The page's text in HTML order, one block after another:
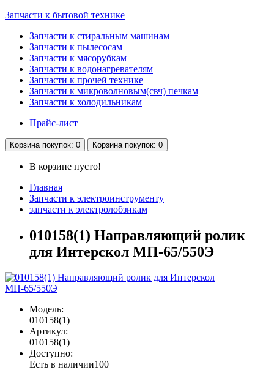
Запчасти к бытовой технике
Запчасти к стиральным машинам
Запчасти к пылесосам
Запчасти к мясорубкам
Запчасти к водонагревателям
Запчасти к прочей технике
Запчасти к микроволновым(свч) печкам
Запчасти к холодильникам
Прайс-лист
Корзина покупок: 0 Корзина покупок: 0
В корзине пусто!
Главная
Запчасти к электроинструменту
запчасти к электролобзикам
010158(1) Направляющий ролик
для Интерскол МП-65/550Э
Модель:
010158(1)
Артикул:
010158(1)
Доступно:
Есть в наличии100